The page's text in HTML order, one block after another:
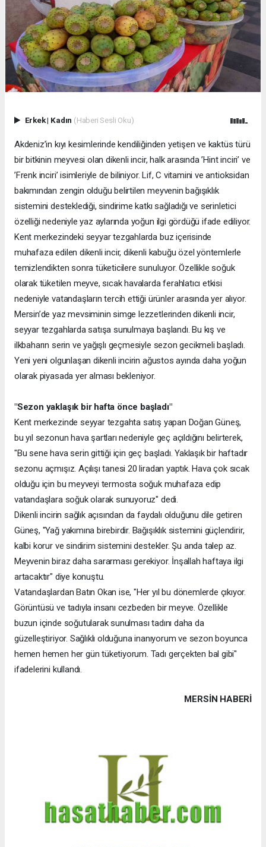
Erkek| Kadın (Haberi Sesli Oku)
Akdeniz’in kıyı kesimlerinde kendiliğinden yetişen ve kaktüs türü
bir bitkinin meyvesi olan dikenli incir, halk arasında ’Hint inciri’ ve
’Frenk inciri’ isimleriyle de biliniyor. Lif, C vitamini ve antioksidan
bakımından zengin olduğu belirtilen meyvenin bağışıklık
sistemini desteklediği, sindirime katkı sağladığı ve serinletici
özelliği nedeniyle yaz aylarında yoğun ilgi gördüğü ifade ediliyor.
Kent merkezindeki seyyar tezgahlarda buz içerisinde
muhafaza edilen dikenli incir, dikenli kabuğu özel yöntemlerle
temizlendikten sonra tüketicilere sunuluyor. Özellikle soğuk
olarak tüketilen meyve, sıcak havalarda ferahlatıcı etkisi
nedeniyle vatandaşların tercih ettiği ürünler arasında yer alıyor.
Mersin’de yaz mevsiminin simge lezzetlerinden dikenli incir,
seyyar tezgahlarda satışa sunulmaya başlandı. Bu kış ve
ilkbaharın serin ve yağışlı geçmesiyle sezon gecikmeli başladı.
Yeni yeni olgunlaşan dikenli incirin ağustos ayında daha yoğun
olarak piyasada yer alması bekleniyor.
"Sezon yaklaşık bir hafta önce başladı"
Kent merkezinde seyyar tezgahta satış yapan Doğan Güneş,
bu yıl sezonun hava şartları nedeniyle geç açıldığını belirterek,
"Bu sene hava serin gittiği için geç başladı. Yaklaşık bir haftadır
sezonu açmışız. Açılışı tanesi 20 liradan yaptık. Hava çok sıcak
olduğu için bu meyveyi termosta soğuk muhafaza edip
vatandaşlara soğuk olarak sunuyoruz" dedi.
Dikenli incirin sağlık açısından da faydalı olduğunu dile getiren
Güneş, "Yağ yakımına birebirdir. Bağışıklık sistemini güçlendirir,
kalbi korur ve sindirim sistemini destekler. Şu anda talep az.
Meyvenin biraz daha sararması gerekiyor. İnşallah haftaya ilgi
artacaktır" diye konuştu.
Vatandaşlardan Batın Okan ise, "Her yıl bu dönemlerde çıkıyor.
Görüntüsü ve tadıyla insanı cezbeden bir meyve. Özellikle
buzun içinde soğutularak sunulması tadını daha da
güzelleştiriyor. Sağlıklı olduğuna inanıyorum ve sezon boyunca
hemen hemen her gün tüketiyorum. Tadı gerçekten bal gibi"
ifadelerini kullandı.
MERSIN HABERİ